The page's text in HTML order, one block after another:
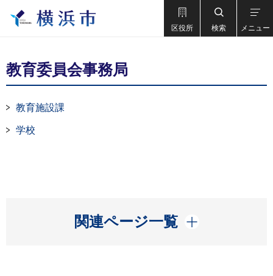
区役所 検索 メニュー
教育委員会事務局
教育施設課
学校
関連ページ一覧
開く